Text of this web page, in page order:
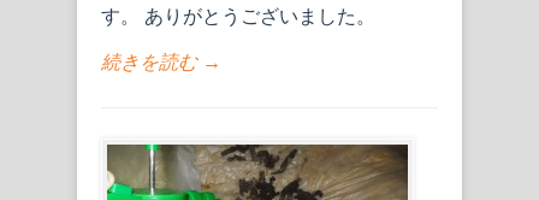
す。 ありがとうございました。
続きを読む →